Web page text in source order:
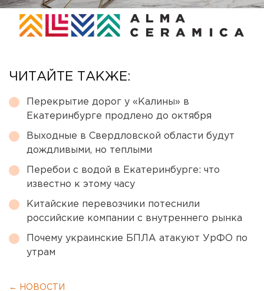
ЧИТАЙТЕ ТАКЖЕ:
Перекрытие дорог у «Калины» в
Екатеринбурге продлено до октября
Выходные в Свердловской области будут
дождливыми, но теплыми
Перебои с водой в Екатеринбурге: что
известно к этому часу
Китайские перевозчики потеснили
российские компании с внутреннего рынка
Почему украинские БПЛА атакуют УрФО по
утрам
← НОВОСТИ